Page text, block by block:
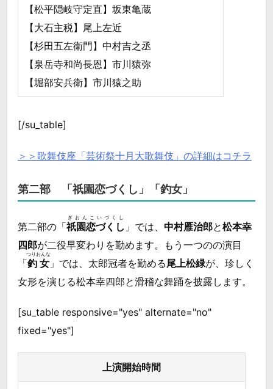
【松平隠岐守定直】坂東亀蔵
【大石主税】尾上左近
【杉田五左衛門】中村吉之丞
【泉岳寺和尚長恩】市川猿弥
【堀部安兵衛】市川猿之助
[/su_table]
＞＞歌舞伎座「芸術祭十月大歌舞伎」の詳細はコチラ
第二部 「祇園恋づくし」「釣女」
第二部の「祇園恋づくし
ぎおんこいづくし
」では、 中村雁治郎と松本幸
四郎が二役早変わりを勤めます。もう一つのの演目
「釣女
つりおんな
」では、太郎冠者を勤める尾上松緑が、珍しく
女形を演じる松本幸四郎と滑稽な舞踊を披露します。
[su_table responsive="yes" alternate="no"
fixed="yes"]
上演開始時間